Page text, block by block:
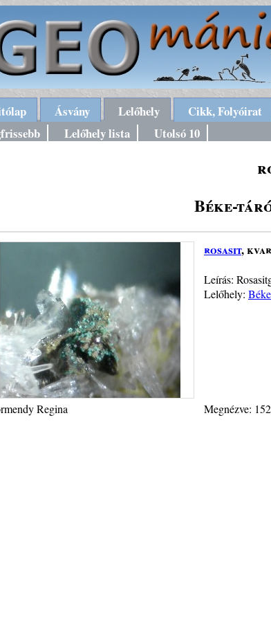
Ásvány Lelőhely Cikk, Folyóirat
Lelőhely lista Utolsó 10
Béke-
rosasit,
Leírás:
Lelőhely:
Regina Megnézve: